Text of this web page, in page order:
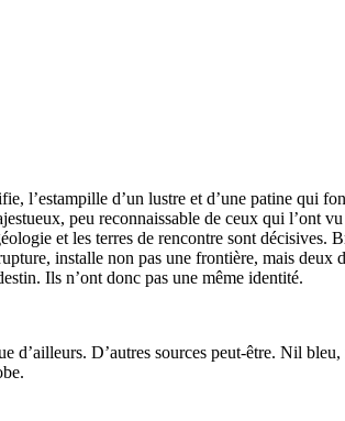
l’estampille d’un lustre et d’une patine qui
peu reconnaissable de ceux qui l’ont
et les terres de rencontre sont décisives.
installe non pas une frontière, mais deux
Ils n’ont donc pas une même identité.
d’ailleurs. D’autres sources peut-être. Nil